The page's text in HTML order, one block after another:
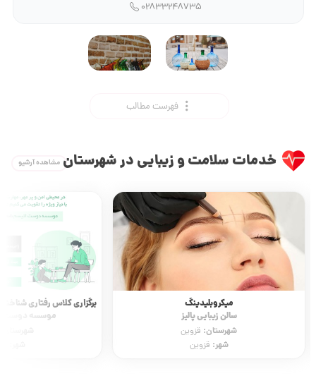
02833248735
فهرست مطالب
خدمات سلامت و زیبایی در شهرستان مشاهده آرشیو
میکروبلیدینگ
سالن زیبایی پالیز
شهرستان: قزوین
شهر: قزوین
برگزاری کلاس رفتاری
موسسه دوست